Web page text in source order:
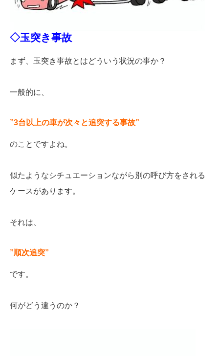
◇玉突き事故
まず、玉突き事故とはどういう状況の事か？
一般的に、
”3台以上の車が次々と追突する事故”
のことですよね。
似たようなシチュエーションながら別の呼び方をされる
ケースがあります。
それは、
”順次追突”
です。
何がどう違うのか？